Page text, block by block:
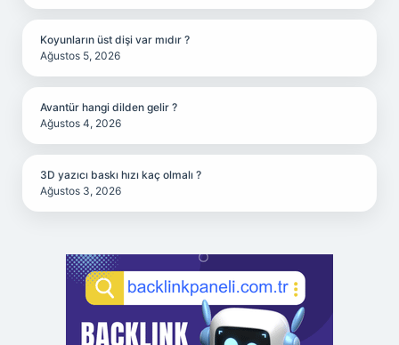
Koyunların üst dişi var mıdır ?
Ağustos 5, 2026
Avantür hangi dilden gelir ?
Ağustos 4, 2026
3D yazıcı baskı hızı kaç olmalı ?
Ağustos 3, 2026